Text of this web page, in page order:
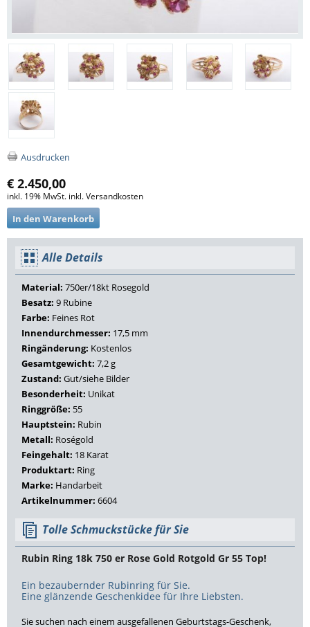
Ausdrucken
€ 2.450,00
inkl. 19% MwSt. inkl. Versandkosten
Alle Details
Material: 750er/18kt Rosegold
Besatz: 9 Rubine
Farbe: Feines Rot
Innendurchmesser: 17,5 mm
Ringänderung: Kostenlos
Gesamtgewicht: 7,2 g
Zustand: Gut/siehe Bilder
Besonderheit: Unikat
Ringgröße: 55
Hauptstein: Rubin
Metall: Roségold
Feingehalt: 18 Karat
Produktart: Ring
Marke: Handarbeit
Artikelnummer: 6604
Tolle Schmuckstücke für Sie
Rubin Ring 18k 750 er Rose Gold Rotgold Gr 55 Top!
Ein bezaubernder Rubinring für Sie.
Eine glänzende Geschenkidee für Ihre Liebsten.
Sie suchen nach einem ausgefallenen Geburtstags-Geschenk,